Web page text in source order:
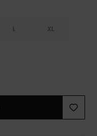
L XL